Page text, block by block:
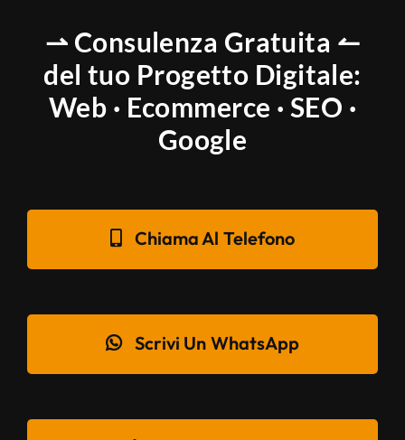
⇀ Consulenza Gratuita ↼
del tuo Progetto Digitale:
Web · Ecommerce · SEO ·
Google
Chiama Al Telefono
Scrivi Un WhatsApp